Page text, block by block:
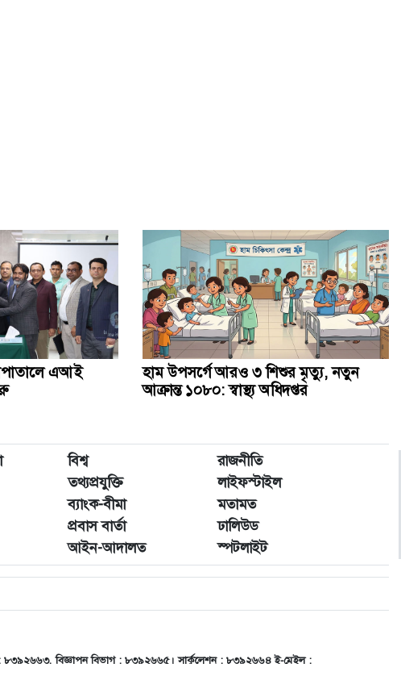
এআই
হাম উপসর্গে আরও ৩ শিশুর মৃত্যু, নতুন
আক্রান্ত ১০৮০: স্বাস্থ্য অধিদপ্তর
বিশ্ব
রাজনীতি
তথ্যপ্রযুক্তি
লাইফস্টাইল
ব্যাংক-বীমা
মতামত
প্রবাস বার্তা
ঢালিউড
আইন-আদালত স্পটলাইট
: ৮৩৯২৬৬৩, বিজ্ঞাপন বিভাগ : ৮৩৯২৬৬৫। সার্কুলেশন : ৮৩৯২৬৬৪ ই-মেইল :